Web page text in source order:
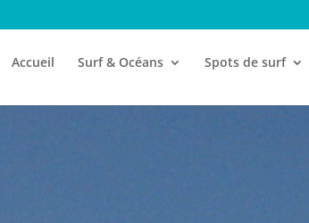
Accueil Surf & Océans Spots de surf